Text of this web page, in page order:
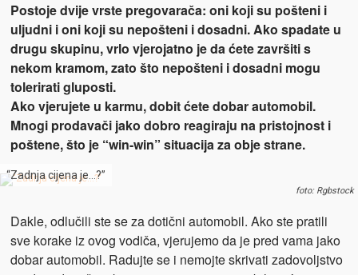
Postoje dvije vrste pregovarača: oni koji su pošteni i
uljudni i oni koji su nepošteni i dosadni. Ako spadate u
drugu skupinu, vrlo vjerojatno je da ćete završiti s
nekom kramom, zato što nepošteni i dosadni mogu
tolerirati gluposti.
Ako vjerujete u karmu, dobit ćete dobar automobil.
Mnogi prodavači jako dobro reagiraju na pristojnost i
poštene, što je “win-win” situacija za obje strane.
“Zadnja cijena je…?”
foto: Rgbstock
Dakle, odlučili ste se za dotični automobil. Ako ste pratili
sve korake iz ovog vodiča, vjerujemo da je pred vama jako
dobar automobil. Radujte se i nemojte skrivati zadovoljstvo